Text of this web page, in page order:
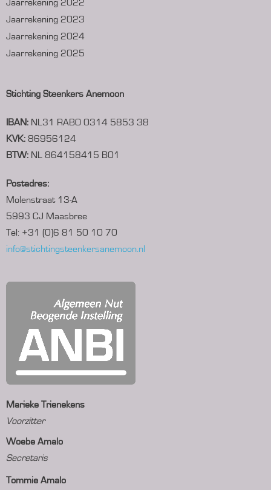
Jaarrekening 2022
Jaarrekening 2023
Jaarrekening 2024
Jaarrekening 2025
Stichting Steenkers Anemoon
IBAN: NL31 RABO 0314 5853 38
KVK: 86956124
BTW: NL 864158415 B01
Postadres:
Molenstraat 13-A
5993 CJ Maasbree
Tel: +31 (0)6 81 50 10 70
info@stichtingsteenkersanemoon.nl
Marieke Trienekens
Voorzitter
Woebe Amalo
Secretaris
Tommie Amalo